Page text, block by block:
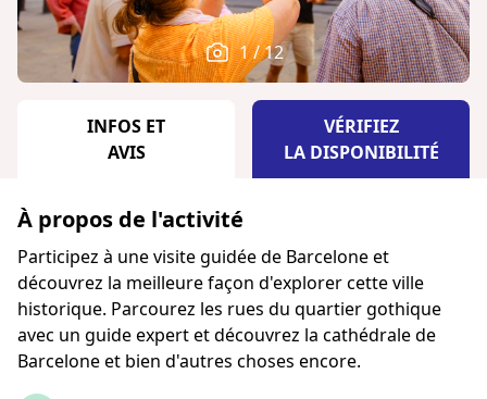
1 / 12
INFOS ET
AVIS
VÉRIFIEZ
LA DISPONIBILITÉ
À propos de l'activité
Participez à une visite guidée de Barcelone et
découvrez la meilleure façon d'explorer cette ville
historique. Parcourez les rues du quartier gothique
avec un guide expert et découvrez la cathédrale de
Barcelone et bien d'autres choses encore.